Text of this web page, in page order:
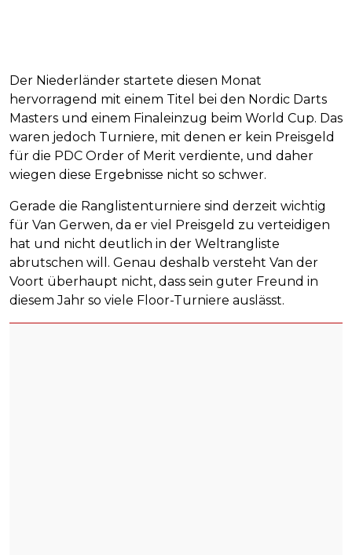
Der Niederländer startete diesen Monat
hervorragend mit einem Titel bei den Nordic Darts
Masters und einem Finaleinzug beim World Cup. Das
waren jedoch Turniere, mit denen er kein Preisgeld
für die PDC Order of Merit verdiente, und daher
wiegen diese Ergebnisse nicht so schwer.
Gerade die Ranglistenturniere sind derzeit wichtig
für Van Gerwen, da er viel Preisgeld zu verteidigen
hat und nicht deutlich in der Weltrangliste
abrutschen will. Genau deshalb versteht Van der
Voort überhaupt nicht, dass sein guter Freund in
diesem Jahr so viele Floor-Turniere auslässt.